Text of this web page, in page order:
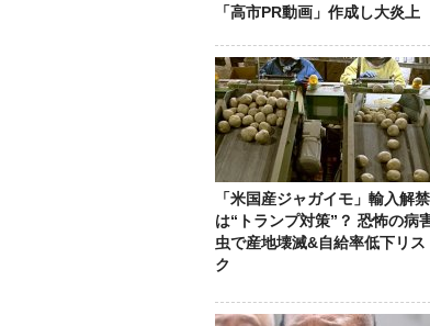
「高市PR動画」作成し大炎上
「米国産ジャガイモ」輸入解禁
は“トランプ対策”？ 恐怖の病
虫で産地壊滅&自給率低下リス
ク